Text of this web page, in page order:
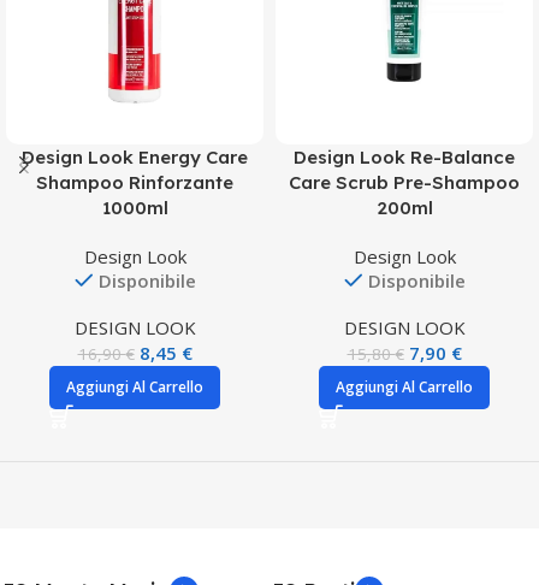
Design Look Energy Care
Shampoo Rinforzante
1000ml
Design Look
Disponibile
DESIGN LOOK
16,90€ 8,45 €
Aggiungi Al Carrello
Design Look Re-Balance
Care Scrub Pre-Shampoo
200ml
Design Look
Disponibile
DESIGN LOOK
15,80€ 7,90 €
Aggiungi Al Carrello